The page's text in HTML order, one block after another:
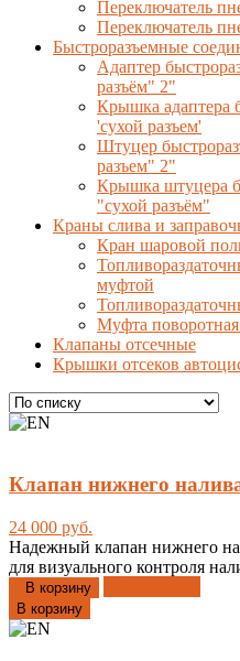
Переключатель
Переключатель
Быстроразъемные
Адаптер
разъём" 2"
Крышка адаптера
'сухой разъем'
Штуцер
разъем" 2"
Крышка штуцера
"сухой разъём"
Краны слива и
Кран шаровой
муфтой
Муфта
Клапаны отсечные
Крышки отсеков
Клапан нижнего
24 000 руб.
Надежный клапан нижнего
для визуального контроля
В корзину
В корзину